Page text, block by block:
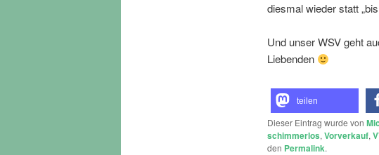
diesmal wieder statt
Und unser WSV geht
Liebenden
teilen
Dieser Eintrag wurde von
schimmerlos, Vorverkauf,
den Permalink.